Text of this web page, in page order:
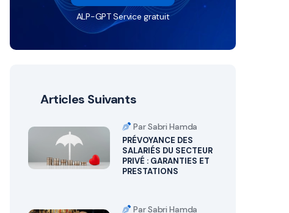
ALP-GPT Service gratuit
Articles Suivants
Par Sabri Hamda
PRÉVOYANCE DES
SALARIÉS DU SECTEUR
PRIVÉ : GARANTIES ET
PRESTATIONS
Par Sabri Hamda